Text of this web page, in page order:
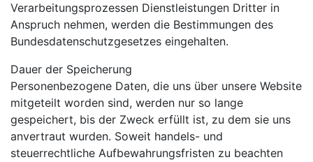
Verarbeitungsprozessen Dienstleistungen Dritter in
Anspruch nehmen, werden die Bestimmungen des
Bundesdatenschutzgesetzes eingehalten.
Dauer der Speicherung
Personenbezogene Daten, die uns über unsere Website
mitgeteilt worden sind, werden nur so lange
gespeichert, bis der Zweck erfüllt ist, zu dem sie uns
anvertraut wurden. Soweit handels- und
steuerrechtliche Aufbewahrungsfristen zu beachten